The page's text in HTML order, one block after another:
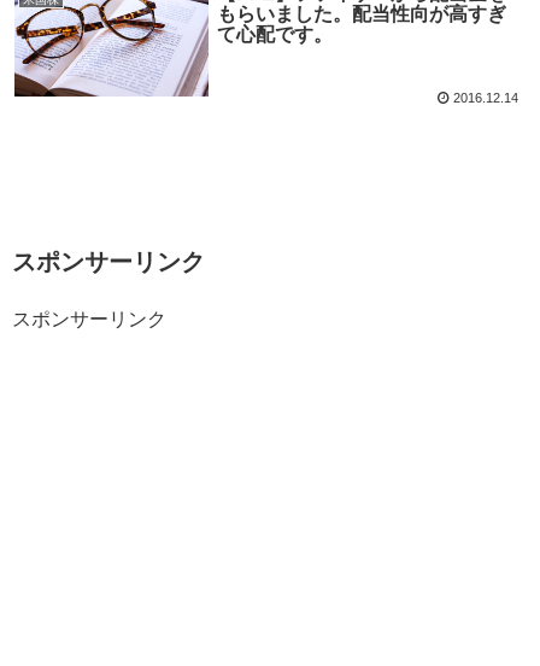
もらいました。配当性向が高すぎ
て心配です。
2016.12.14
スポンサーリンク
スポンサーリンク